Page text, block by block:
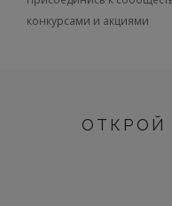
конкурсами и акциями
ОТКРОЙ